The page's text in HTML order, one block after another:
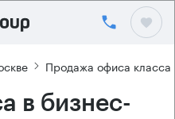
Продажа офиса класса
в бизнес-